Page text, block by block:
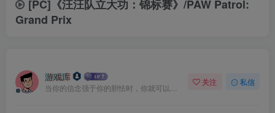
[PC]《汪汪队立大功：锦标赛》/PAW Patrol:
Grand Prix
游戏库 关注 私信